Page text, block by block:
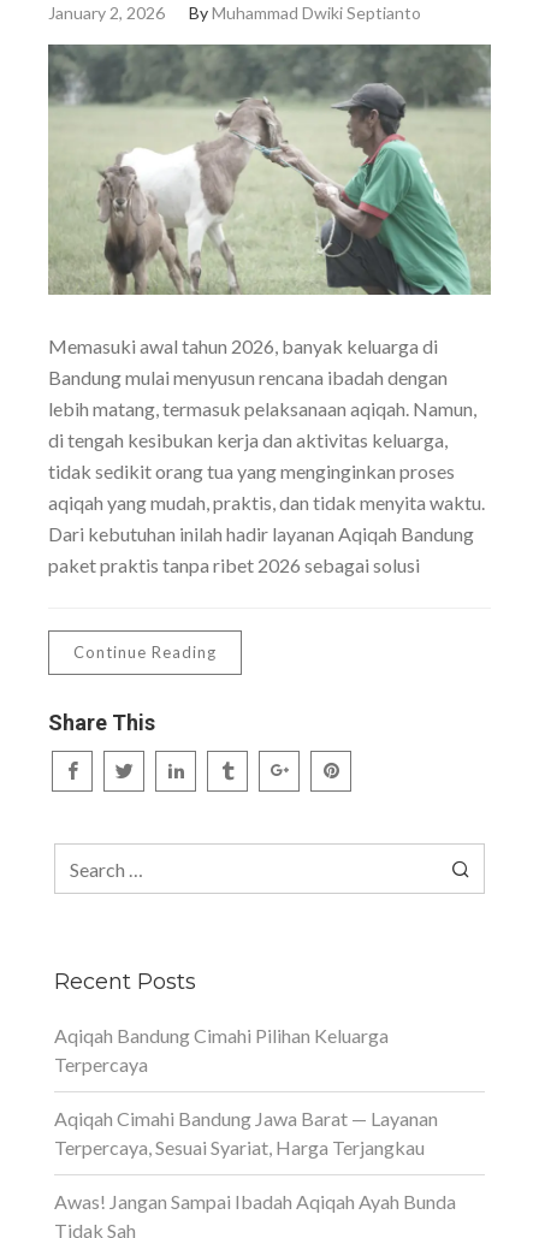
January 2, 2026 ByMuhammad Dwiki Septianto
Memasuki awal tahun 2026, banyak keluarga di
Bandung mulai menyusun rencana ibadah dengan
lebih matang, termasuk pelaksanaan aqiqah. Namun,
di tengah kesibukan kerja dan aktivitas keluarga,
tidak sedikit orang tua yang menginginkan proses
aqiqah yang mudah, praktis, dan tidak menyita waktu.
Dari kebutuhan inilah hadir layanan Aqiqah Bandung
paket praktis tanpa ribet 2026 sebagai solusi
Continue Reading
Share This
Recent Posts
Aqiqah Bandung Cimahi Pilihan Keluarga
Terpercaya
Aqiqah Cimahi Bandung Jawa Barat — Layanan
Terpercaya, Sesuai Syariat, Harga Terjangkau
Awas! Jangan Sampai Ibadah Aqiqah Ayah Bunda
Tidak Sah